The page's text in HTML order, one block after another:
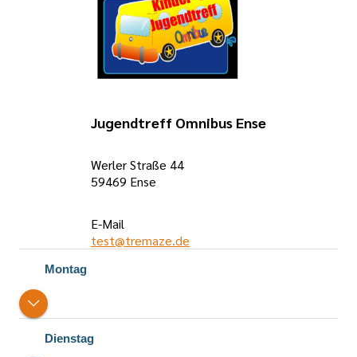
Jugendtreff Omnibus Ense
Werler Straße 44
59469 Ense
E-Mail
test@tremaze.de
Montag
Dienstag